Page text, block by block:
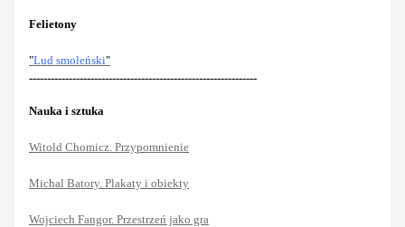
Felietony
"Lud smoleński"
---------------------------------------------------------------
Nauka i sztuka
Witold Chomicz. Przypomnienie
Michal Batory. Plakaty i obiekty
Wojciech Fangor. Przestrzeń jako gra